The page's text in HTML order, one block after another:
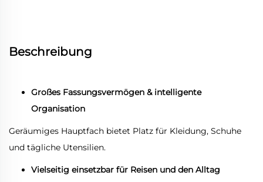
Beschreibung
Großes Fassungsvermögen & intelligente
Organisation
Geräumiges Hauptfach bietet Platz für Kleidung, Schuhe
und tägliche Utensilien.
Vielseitig einsetzbar für Reisen und den Alltag